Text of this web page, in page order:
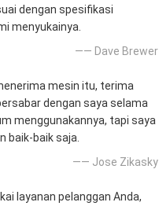
dengan spesifikasi
menyukainya.
—— Dave Brewer
mesin itu, terima
dengan saya selama
menggunakannya, tapi saya
baik-baik saja.
—— Jose Zikasky
layanan pelanggan Anda,